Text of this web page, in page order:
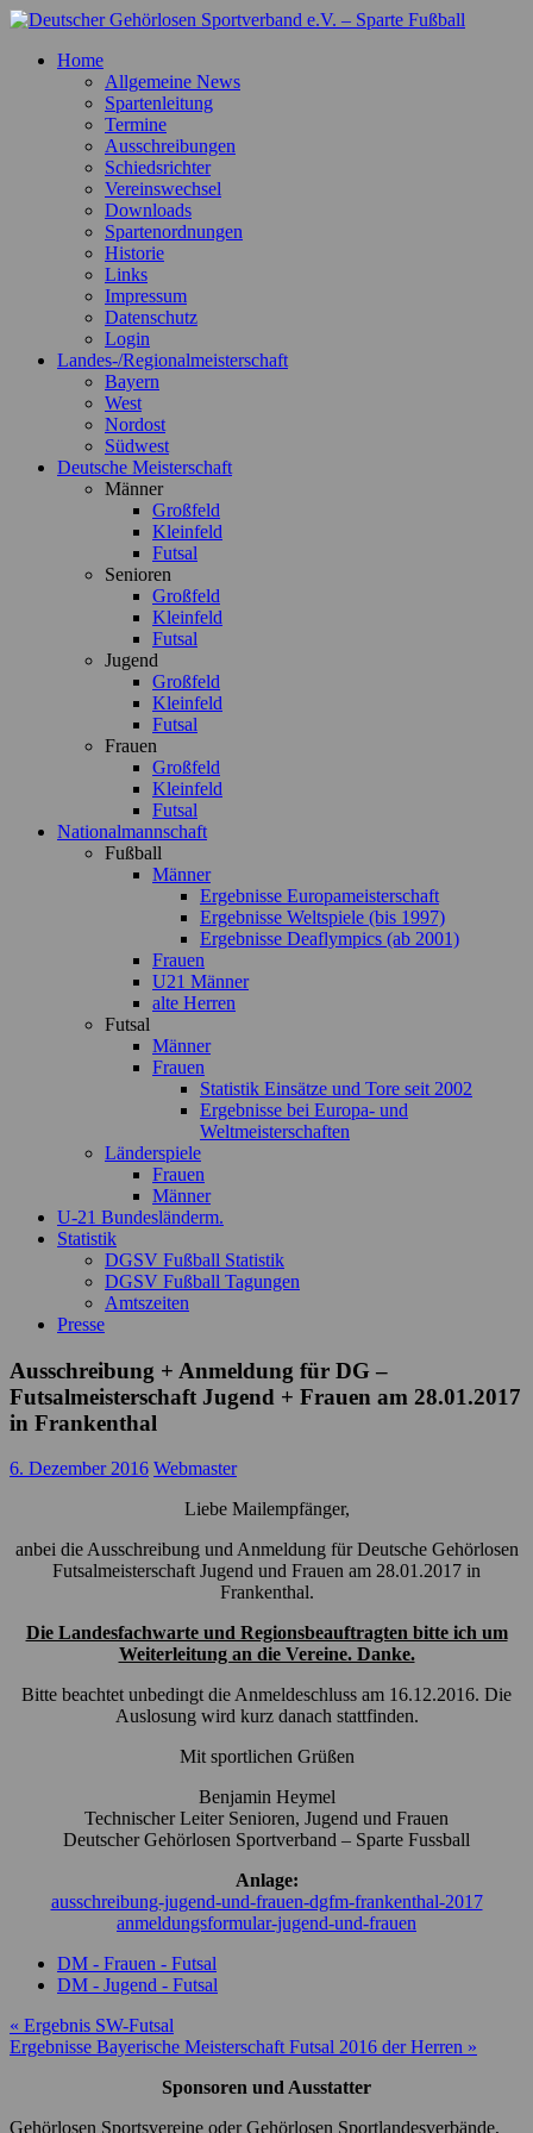
Zum
springen
Deutscher Gehörlosen Sportverband e.V. – Sparte Fußball
Offizielle Webseite der Sparte Fußball
Home
Allgemeine News
Spartenleitung
Termine
Ausschreibungen
Schiedsrichter
Vereinswechsel
Downloads
Spartenordnungen
Historie
Links
Impressum
Datenschutz
Login
Landes-/Regionalmeisterschaft
Bayern
West
Nordost
Südwest
Deutsche Meisterschaft
Männer
Großfeld
Kleinfeld
Futsal
Senioren
Großfeld
Kleinfeld
Futsal
Jugend
Großfeld
Kleinfeld
Futsal
Frauen
Großfeld
Kleinfeld
Futsal
Nationalmannschaft
Fußball
Männer
Ergebnisse Europameisterschaft
Ergebnisse Weltspiele (bis 1997)
Ergebnisse Deaflympics (ab 2001)
Frauen
U21 Männer
alte Herren
Futsal
Männer
Frauen
Statistik Einsätze und Tore seit 2002
Ergebnisse bei Europa- und
Weltmeisterschaften
Länderspiele
Frauen
Männer
U-21 Bundesländerm.
Statistik
DGSV Fußball Statistik
DGSV Fußball Tagungen
Amtszeiten
Presse
Ausschreibung + Anmeldung für DG –
Futsalmeisterschaft Jugend + Frauen am 28.01.2017
in Frankenthal
6. Dezember 2016 Webmaster
Liebe Mailempfänger,
anbei die Ausschreibung und Anmeldung für Deutsche Gehörlosen
Futsalmeisterschaft Jugend und Frauen am 28.01.2017 in
Frankenthal.
Die Landesfachwarte und Regionsbeauftragten bitte ich um
Weiterleitung an die Vereine. Danke.
Bitte beachtet unbedingt die Anmeldeschluss am 16.12.2016. Die
Auslosung wird kurz danach stattfinden.
Mit sportlichen Grüßen
Benjamin Heymel
Technischer Leiter Senioren, Jugend und Frauen
Deutscher Gehörlosen Sportverband – Sparte Fussball
Anlage:
ausschreibung-jugend-und-frauen-dgfm-frankenthal-2017
anmeldungsformular-jugend-und-frauen
DM - Frauen - Futsal
DM - Jugend - Futsal
Beitragsnavigation
« Ergebnis SW-Futsal
Ergebnisse Bayerische Meisterschaft Futsal 2016 der Herren »
Sponsoren und Ausstatter
Gehörlosen Sportsvereine oder Gehörlosen Sportlandesverbände,